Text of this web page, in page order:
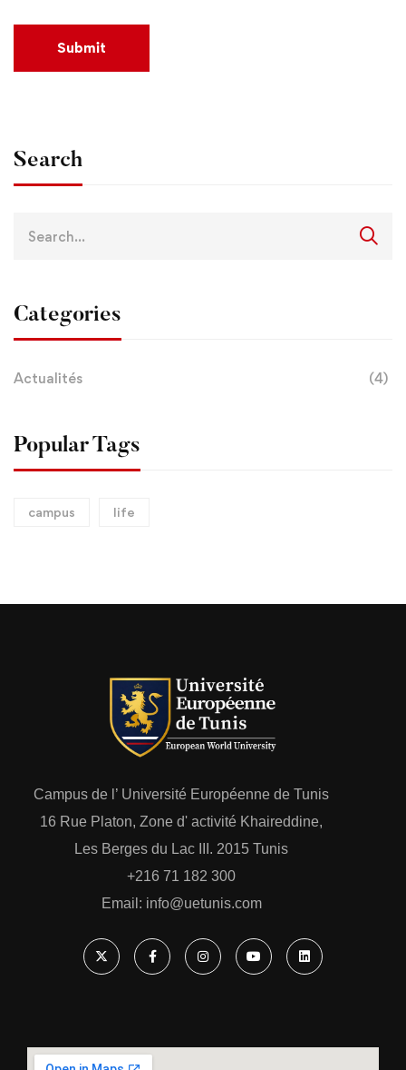
Search
Categories
Actualités (4)
Popular Tags
campus life
Campus de l’ Université Européenne de Tunis
16 Rue Platon, Zone d' activité Khaireddine,
Les Berges du Lac III. 2015 Tunis
+216 71 182 300
Email: ‎info@uetunis.com